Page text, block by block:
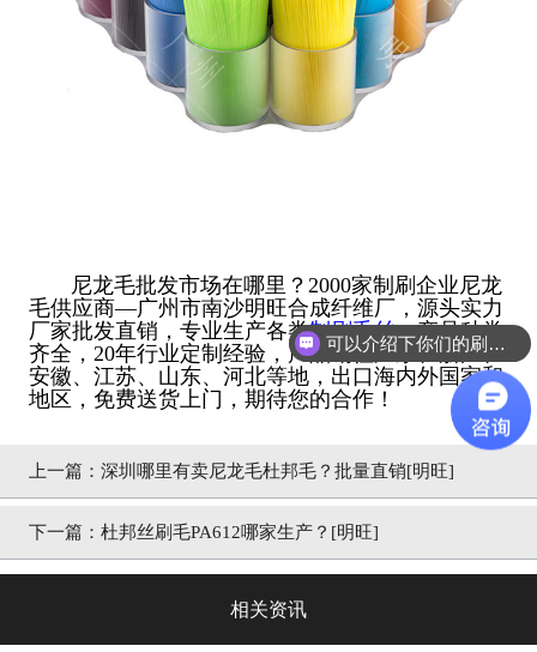
尼龙毛批发市场在哪里？2000家制刷企业尼龙
毛供应商—广州市南沙明旺合成纤维厂，源头实力
厂家批发直销，专业生产各类制刷毛丝，产品种类
齐全，20年行业定制经验，产品销往广东、浙江、
安徽、江苏、山东、河北等地，出口海内外国家和
地区，免费送货上门，期待您的合作！
上一篇： 深圳哪里有卖尼龙毛杜邦毛？批量直销[明旺]
下一篇： 杜邦丝刷毛PA612哪家生产？[明旺]
相关资讯
可以介绍下你们的刷丝吗？